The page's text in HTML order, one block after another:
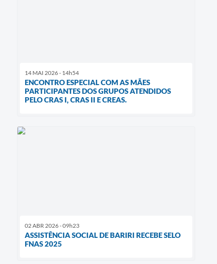
14 MAI 2026 - 14h54
ENCONTRO ESPECIAL COM AS MÃES
PARTICIPANTES DOS GRUPOS ATENDIDOS
PELO CRAS I, CRAS II E CREAS.
02 ABR 2026 - 09h23
ASSISTÊNCIA SOCIAL DE BARIRI RECEBE SELO
FNAS 2025